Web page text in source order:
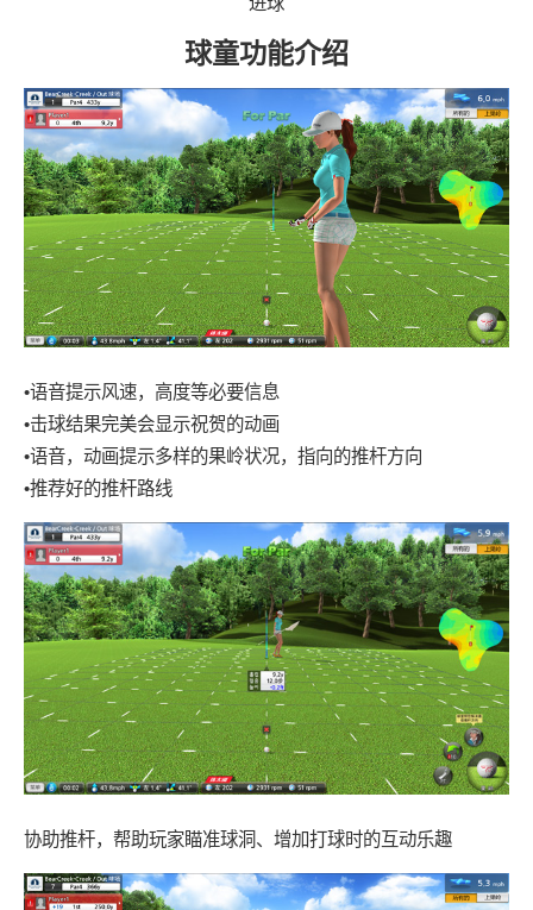
球童功能介绍
•语音提示风速，高度等必要信息
•击球结果完美会显示祝贺的动画
•语音，动画提示多样的果岭状况，指向的推杆方向
•推荐好的推杆路线
协助推杆，帮助玩家瞄准球洞、增加打球时的互动乐趣